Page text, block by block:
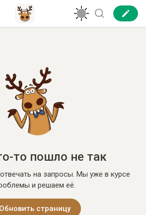
то пошло не так
на запросы. Мы уже в курсе
и решаем её.
Обновить страницу